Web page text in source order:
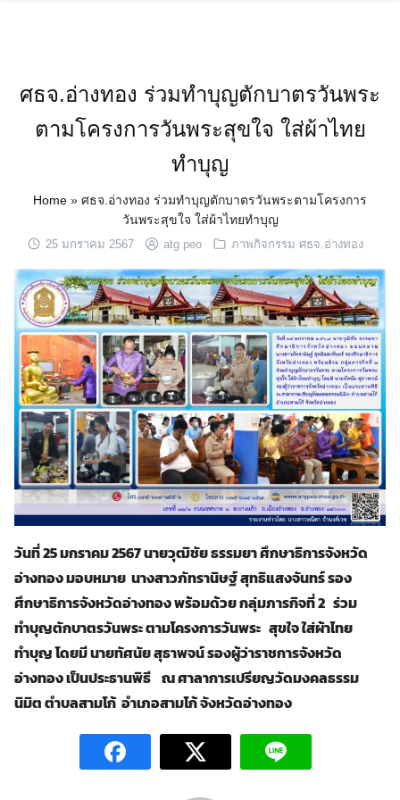
Search
for: Search
ศธจ.อ่างทอง ร่วมทำบุญตักบาตรวันพระ
ตามโครงการวันพระสุขใจ ใส่ผ้าไทย
ทำบุญ
Home » ศธจ.อ่างทอง ร่วมทำบุญตักบาตรวันพระตามโครงการ
วันพระสุขใจ ใส่ผ้าไทยทำบุญ
25 มกราคม 2567 atg peo ภาพกิจกรรม ศธจ.อ่างทอง
วันที่ 25 มกราคม 2567 นายวุฒิชัย ธรรมยา ศึกษาธิการจังหวัด
อ่างทอง มอบหมาย นางสาวภัทรานิษฐ์สุทธิแสงจันทร์ รอง
ศึกษาธิการจังหวัดอ่างทอง พร้อมด้วย กลุ่มภารกิจที่ 2 ร่วม
ทำบุญตักบาตรวันพระ ตามโครงการวันพระ สุขใจ ใส่ผ้าไทย
ทำบุญ โดยมี นายทัศนัย สุธาพจน์ รองผู้ว่าราชการจังหวัด
อ่างทอง เป็นประธานพิธี ณ ศาลาการเปรียญวัดมงคลธรรม
นิมิต ตำบลสามโก้ อำเภอสามโก้ จังหวัดอ่างทอง